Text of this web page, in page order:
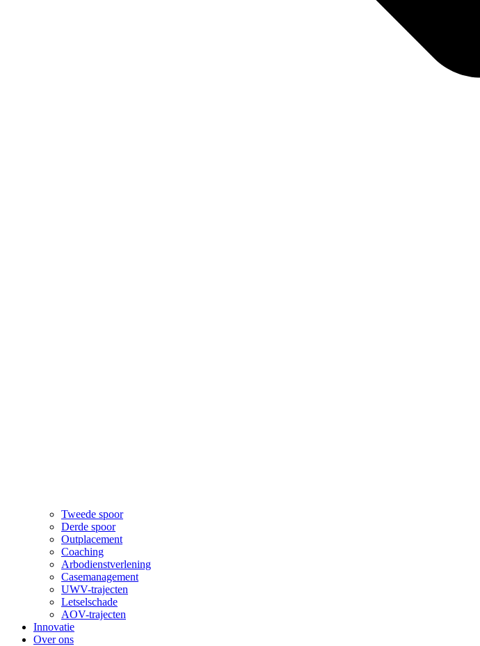
Tweede spoor
Derde spoor
Outplacement
Coaching
Arbodienstverlening
Casemanagement
UWV-trajecten
Letselschade
AOV-trajecten
Innovatie
Over ons